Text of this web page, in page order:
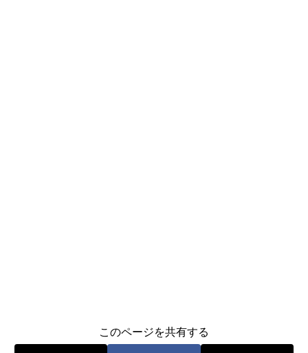
このページを共有する